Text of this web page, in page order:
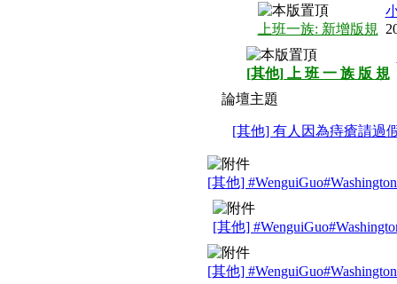
上班一族: 新增版規
[其他] 上 班 一 族 版 規
論壇主題
[其他] 有人因為痔瘡請過
[其他]
[其他]
[其他]